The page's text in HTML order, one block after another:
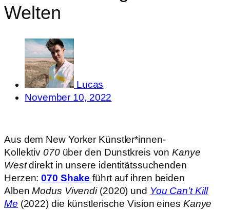
Welten
Lucas
November 10, 2022
Aus dem New Yorker Künstler*innen-
Kollektiv 070über den Dunstkreis vonKanye
Westdirekt in unsere identitätssuchenden
Herzen:070 Shake führt auf ihren beiden
AlbenModus Vivendi (2020) und You Can’t Kill
Me (2022) die künstlerische Vision eines Kanye